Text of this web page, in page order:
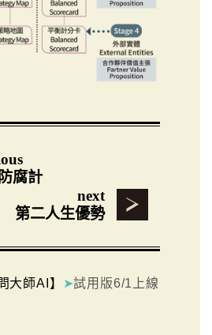
腐計
next
第二人生優勢
大師AI】 ➤試用版6/1上線